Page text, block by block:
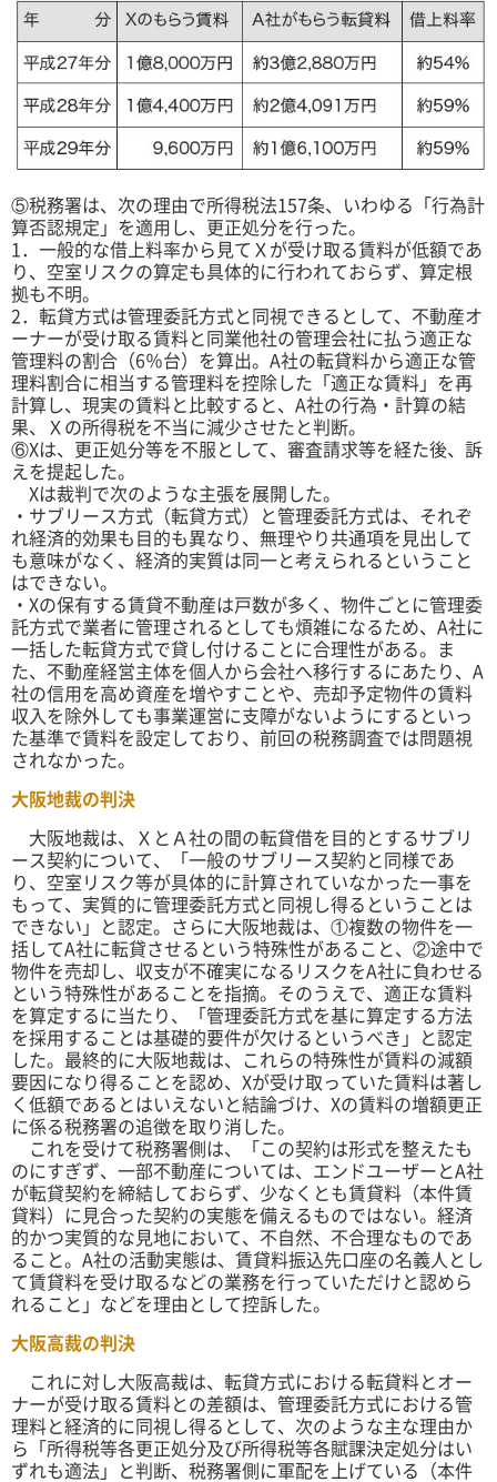
⑤税務署は、次の理由で所得税法157条、いわゆる「行為計
算否認規定」を適用し、更正処分を行った。
1．一般的な借上料率から見てＸが受け取る賃料が低額であ
り、空室リスクの算定も具体的に行われておらず、算定根
拠も不明。
2．転貸方式は管理委託方式と同視できるとして、不動産オ
ーナーが受け取る賃料と同業他社の管理会社に払う適正な
管理料の割合（6％台）を算出。A社の転貸料から適正な管
理料割合に相当する管理料を控除した「適正な賃料」を再
計算し、現実の賃料と比較すると、A社の行為・計算の結
果、Ｘの所得税を不当に減少させたと判断。
⑥Xは、更正処分等を不服として、審査請求等を経た後、訴
えを提起した。
Xは裁判で次のような主張を展開した。
・サブリース方式（転貸方式）と管理委託方式は、それぞ
れ経済的効果も目的も異なり、無理やり共通項を見出して
も意味がなく、経済的実質は同一と考えられるということ
はできない。
・Xの保有する賃貸不動産は戸数が多く、物件ごとに管理委
託方式で業者に管理されるとしても煩雑になるため、A社に
一括した転貸方式で貸し付けることに合理性がある。ま
た、不動産経営主体を個人から会社へ移行するにあたり、A
社の信用を高め資産を増やすことや、売却予定物件の賃料
収入を除外しても事業運営に支障がないようにするといっ
た基準で賃料を設定しており、前回の税務調査では問題視
されなかった。
大阪地裁の判決
大阪地裁は、ＸとＡ社の間の転貸借を目的とするサブリ
ース契約について、「一般のサブリース契約と同様であ
り、空室リスク等が具体的に計算されていなかった一事を
もって、実質的に管理委託方式と同視し得るということは
できない」と認定。さらに大阪地裁は、①複数の物件を一
括してA社に転貸させるという特殊性があること、②途中で
物件を売却し、収支が不確実になるリスクをA社に負わせる
という特殊性があることを指摘。そのうえで、適正な賃料
を算定するに当たり、「管理委託方式を基に算定する方法
を採用することは基礎的要件が欠けるというべき」と認定
した。最終的に大阪地裁は、これらの特殊性が賃料の減額
要因になり得ることを認め、Xが受け取っていた賃料は著し
く低額であるとはいえないと結論づけ、Xの賃料の増額更正
に係る税務署の追徴を取り消した。
これを受けて税務署側は、「この契約は形式を整えたも
のにすぎず、一部不動産については、エンドユーザーとA社
が転貸契約を締結しておらず、少なくとも賃貸料（本件賃
貸料）に見合った契約の実態を備えるものではない。経済
的かつ実質的な見地において、不自然、不合理なものであ
ること。A社の活動実態は、賃貸料振込先口座の名義人とし
て賃貸料を受け取るなどの業務を行っていただけと認めら
れること」などを理由として控訴した。
大阪高裁の判決
これに対し大阪高裁は、転貸方式における転貸料とオー
ナーが受け取る賃料との差額は、管理委託方式における管
理料と経済的に同視し得るとして、次のような主な理由か
ら「所得税等各更正処分及び所得税等各賦課決定処分はい
ずれも適法」と判断、税務署側に軍配を上げている（本件